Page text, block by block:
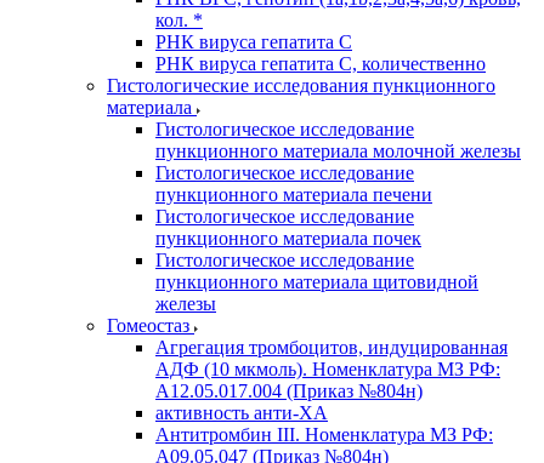
кол. *
РНК вируса гепатита C
РНК вируса гепатита C, количественно
Гистологические исследования пункционного
материала
Гистологическое исследование
пункционного материала молочной железы
Гистологическое исследование
пункционного материала печени
Гистологическое исследование
пункционного материала почек
Гистологическое исследование
пункционного материала щитовидной
железы
Гомеостаз
Агрегация тромбоцитов, индуцированная
АДФ (10 мкмоль). Номенклатура МЗ РФ:
A12.05.017.004 (Приказ №804н)
активность анти-ХА
Антитромбин III. Номенклатура МЗ РФ:
A09.05.047 (Приказ №804н)